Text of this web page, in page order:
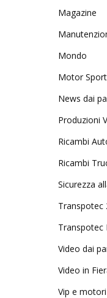
Magazine
Mondo
Motor Sport
News dai
Produzioni
Ricambi
Ricambi
Sicurezza
Transpotec
Transpotec
Video dai
Video in
Vip e motori